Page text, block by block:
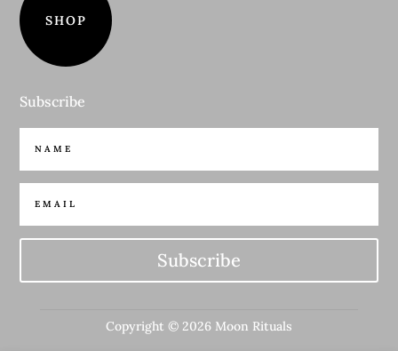
SHOP
Subscribe
Subscribe
Copyright © 2026 Moon Rituals